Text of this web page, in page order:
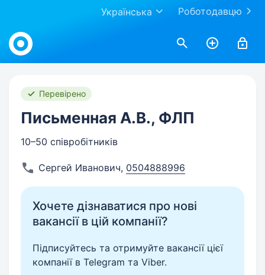
Роботодавцю
Українська
Work.ua
Перевірено
Письменная А.В., ФЛП
10–50 співробітників
Сергей Иванович, 0504888996
Хочете дізнаватися про нові
вакансії в цій компанії?
Підписуйтесь та отримуйте вакансії цієї
компанії в Telegram та Viber.